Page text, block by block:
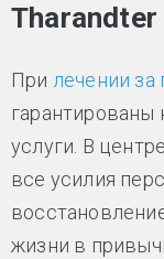
При лечении за
услуги. В
все усилия
жизни в